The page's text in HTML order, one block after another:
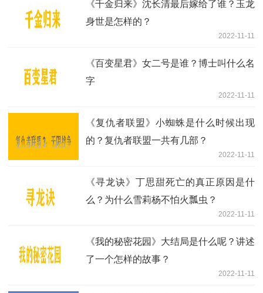
《千金归来》沈长清最后嫁给了谁？玉龙
身世是怎样的？
2022-11-11
《百变星君》女二号是谁？博士叫什么名
字
2022-11-11
《复仇者联盟》小蜘蛛是什么时候出现
的？复仇者联盟一共有几部？
2022-11-11
《寻龙诀》丁思甜死亡的真正原因是什
么？为什么雪莉杨不怕火瓢虫？
2022-11-11
《我的秘密花园》大结局是什么呢？讲述
了一个怎样的故事？
2022-11-11